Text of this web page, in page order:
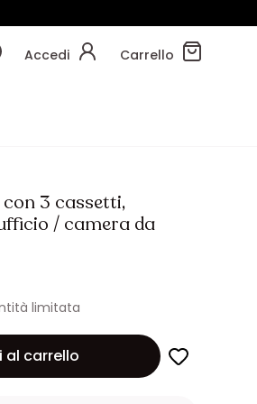
Accedi Carrello
con 3 cassetti,
/ camera da
limitata
al carrello